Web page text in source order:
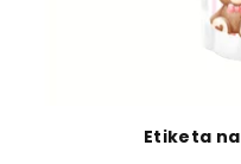
Etiketa